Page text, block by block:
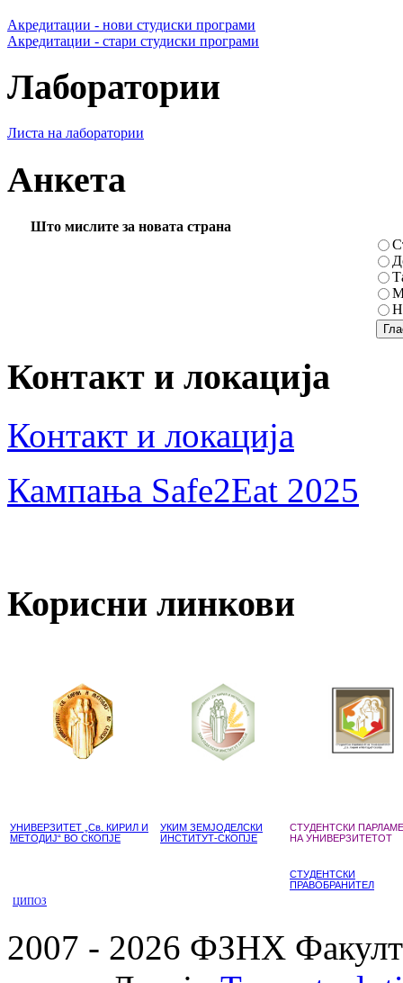
Акредитации - нови студиски програми
Акредитации - стари студиски програми
Лаборатории
Листа на лаборатории
Анкета
Што мислите за новата страна
Контакт и локација
Контакт и локација
Кампања Safe2Eat 2025
Корисни линкови
УНИВЕРЗИТЕТ „Св. КИРИЛ И
МЕТОДИЈ“ ВО СКОПЈЕ
УКИМ ЗЕМЈОДЕЛСКИ
ИНСТИТУТ-СКОПЈЕ
СТУДЕНТСКИ
НА УНИВЕРЗИТЕТОТ
СТУДЕНТСКИ
ПРАВОБРАНИТЕЛ
ЦИПОЗ
2007 - 2026 ФЗНХ